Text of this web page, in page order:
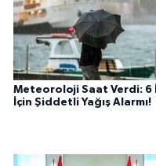
Meteoroloji Saat Verdi: 6 İl
İçin Şiddetli Yağış Alarmı!